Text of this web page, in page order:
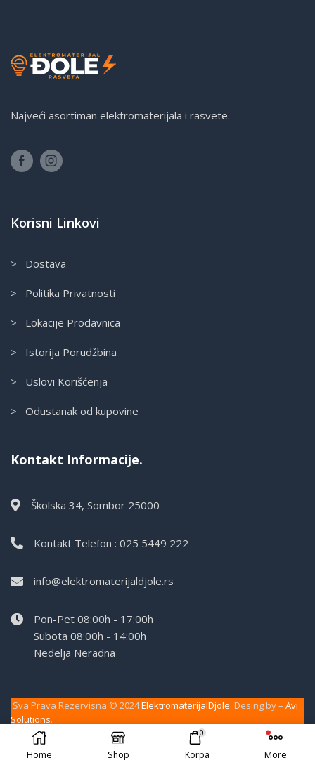
Najveći asortiman elektromaterijala i rasvete.
Korisni Linkovi
> Dostava
> Politika Privatnosti
> Lokacije Prodavnica
> Istorija Porudžbina
> Uslovi Korišćenja
> Odustanak od kupovine
Kontakt Informacije.
Školska 34, Sombor 25000
Kontakt Telefon : 025 5449 222
info@elektromaterijaldjole.rs
Pon-Pet 08:00h - 17:00h
Subota 08:00h - 14:00h
Nedelja Neradna
Sva Prava Rezervisna © 2024ElektromaterijalDjole. Desing by – Avi
Solutions.
Home Shop
0
Korpa More